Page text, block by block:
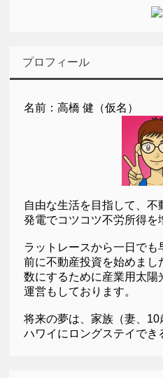
プロフィール
名前：高橋 健（仮名）
自由な生活を目指して、
発電でコツコツ不労所得を
ラットレースから一日で
前に不動産投資を始めまし
数にするために産業用太
運営もしております。
将来の夢は、家族（妻、
ハワイにロングステイでき